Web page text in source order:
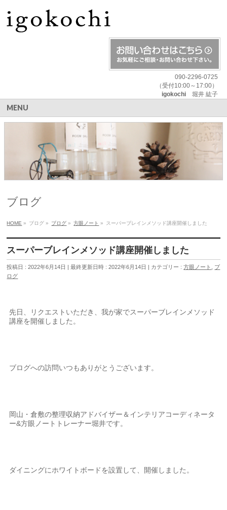
090-2296-0725
（受付10:00～17:00）
igokochi堀井 紘子
MENU
ブログ
HOME » ブログ » ブログ » 方眼ノート » スーパーブレインメソッド講座開催しました
スーパーブレインメソッド講座開催しました
投稿日 : 2022年6月14日 最終更新日時 : 2022年6月14日 カテゴリー :方眼ノート
ブ
ログ
先日、リクエストいただき、我が家でスーパーブレインメソッド
講座を開催しました。
ブログへの訪問いつもありがとうございます。
岡山・倉敷の整理収納アドバイザー＆インテリアコーディネータ
ー&方眼ノートトレーナー堀井です。
ダイニングにホワイトボードを設置して、開催しました。